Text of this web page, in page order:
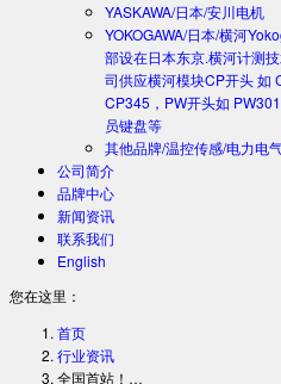
YASKAWA/日本/安川电机
YOKOGAWA/日本/横河
部设在日本东京.横河计测
司供应横河模块CP开头 如
CP345，PW开头如
员键盘等
其他品牌/温控传感/电力电
公司简介
品牌中心
新闻资讯
联系我们
English
您在这里：
首页
行业资讯
全国首站！…